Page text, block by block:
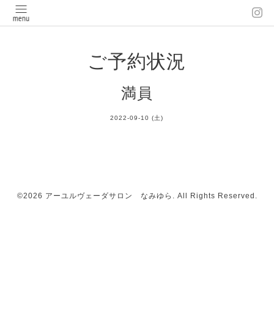
ご予約状況
満員
2022-09-10 (土)
©2026 アーユルヴェーダサロン なみゆら . All Rights Reserved.